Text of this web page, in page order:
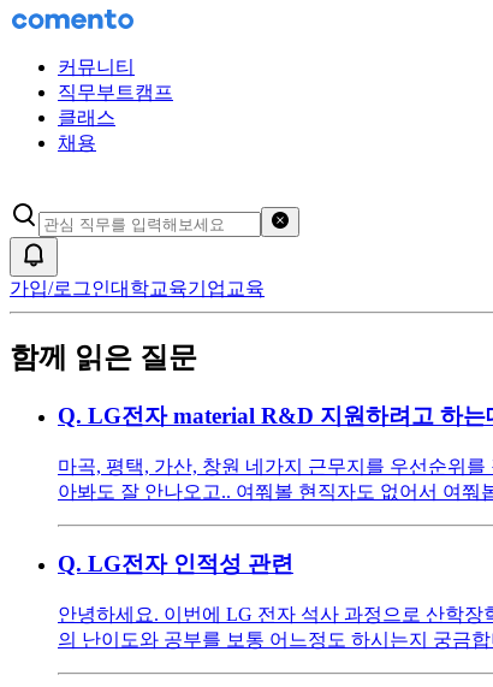
커뮤니티
직무부트캠프
클래스
채용
가입/로그인대학교육기업교육
함께 읽은 질문
Q. LG전자 material R&D 지원하려고 하
마곡, 평택, 가산, 창원 네가지 근무지를 우선순위
아봐도 잘 안나오고.. 여쭤볼 현직자도 없어서 여쭤
Q. LG전자 인적성 관련
안녕하세요. 이번에 LG 전자 석사 과정으로 산학
의 난이도와 공부를 보통 어느정도 하시는지 궁금